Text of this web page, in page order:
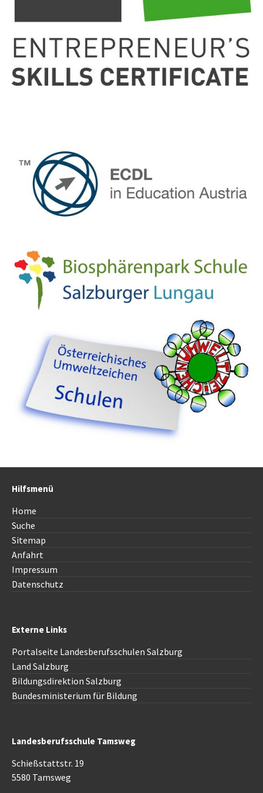
Hilfsmenü
Home
Suche
Sitemap
Anfahrt
Impressum
Datenschutz
Externe Links
Portalseite Landesberufsschulen Salzburg
Land Salzburg
Bildungsdirektion Salzburg
Bundesministerium für Bildung
Landesberufsschule Tamsweg
Schießstattstr. 19
5580 Tamsweg